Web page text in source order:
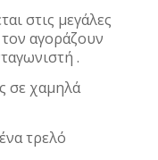
στις μεγάλες
αγοράζουν
.
σε χαμηλά
τρελό